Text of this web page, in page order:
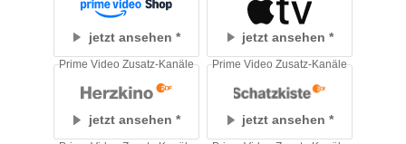
jetzt ansehen jetzt ansehen
jetzt ansehen
Prime Video Zusatz-Kanäle
jetzt ansehen
Prime Video Zusatz-Kanäle